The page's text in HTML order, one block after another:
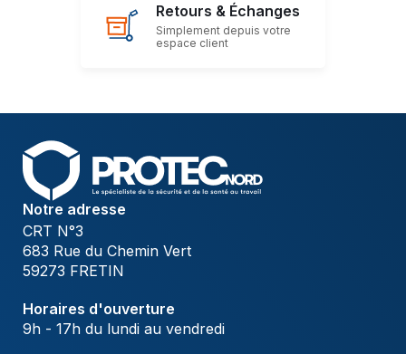
Retours & Échanges
Simplement depuis votre
espace client
Notre adresse
CRT N°3
683 Rue du Chemin Vert
59273 FRETIN
Horaires d'ouverture
9h - 17h du lundi au vendredi